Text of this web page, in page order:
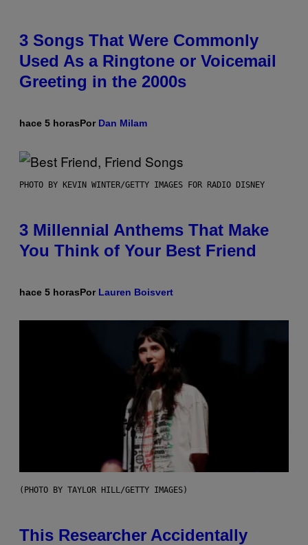
3 Songs That Were Commonly
Used As a Ringtone or Voicemail
Greeting in the 2000s
hace 5 horasPor Dan Milam
PHOTO BY KEVIN WINTER/GETTY IMAGES FOR RADIO DISNEY
3 Millennial Anthems That Make
You Think of Your Best Friend
hace 5 horasPor Lauren Boisvert
(PHOTO BY TAYLOR HILL/GETTY IMAGES)
This Researcher Accidentally